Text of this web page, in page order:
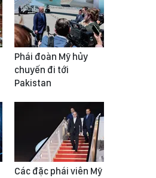
Phái đoàn Mỹ hủy
chuyến đi tới
Pakistan
Các đặc phái viên Mỹ